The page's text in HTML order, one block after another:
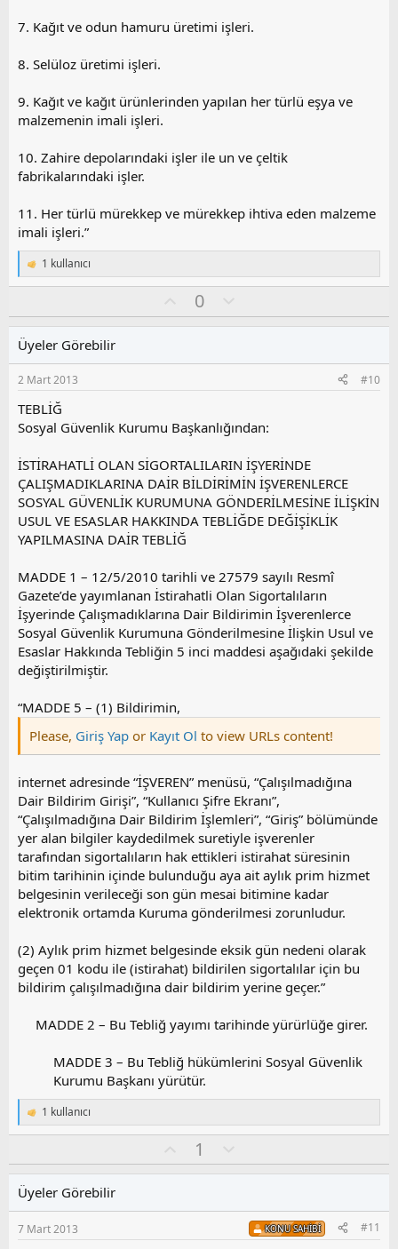
7. Kağıt ve odun hamuru üretimi işleri.
8. Selüloz üretimi işleri.
9. Kağıt ve kağıt ürünlerinden yapılan her türlü eşya ve
malzemenin imali işleri.
10. Zahire depolarındaki işler ile un ve çeltik
fabrikalarındaki işler.
11. Her türlü mürekkep ve mürekkep ihtiva eden malzeme
imali işleri.”
T
e
i
l
e
r
1 kullanıcı
y
0
l
s
u
o
l
a
Üyeler Görebilir
2 Mart 2013 #10
TEBLİĞ
Sosyal Güvenlik Kurumu Başkanlığından:
İSTİRAHATLİ OLAN SİGORTALILARIN İŞYERİNDE
ÇALIŞMADIKLARINA DAİR BİLDİRİMİN İŞVERENLERCE
SOSYAL GÜVENLİK KURUMUNA GÖNDERİLMESİNE İLİŞKİN
USUL VE ESASLAR HAKKINDA TEBLİĞDE DEĞİŞİKLİK
YAPILMASINA DAİR TEBLİĞ
MADDE 1 – 12/5/2010 tarihli ve 27579 sayılı Resmî
Gazete’de yayımlanan İstirahatli Olan Sigortalıların
İşyerinde Çalışmadıklarına Dair Bildirimin İşverenlerce
Sosyal Güvenlik Kurumuna Gönderilmesine İlişkin Usul ve
Esaslar Hakkında Tebliğin 5 inci maddesi aşağıdaki şekilde
değiştirilmiştir.
“MADDE 5 – (1) Bildirimin,
Please, Giriş Yap or Kayıt Ol to view URLs content!
internet adresinde “İŞVEREN” menüsü, “Çalışılmadığına
Dair Bildirim Girişi”, “Kullanıcı Şifre Ekranı”,
“Çalışılmadığına Dair Bildirim İşlemleri”, “Giriş” bölümünde
yer alan bilgiler kaydedilmek suretiyle işverenler
tarafından sigortalıların hak ettikleri istirahat süresinin
bitim tarihinin içinde bulunduğu aya ait aylık prim hizmet
belgesinin verileceği son gün mesai bitimine kadar
elektronik ortamda Kuruma gönderilmesi zorunludur.
(2) Aylık prim hizmet belgesinde eksik gün nedeni olarak
geçen 01 kodu ile (istirahat) bildirilen sigortalılar için bu
bildirim çalışılmadığına dair bildirim yerine geçer.”
MADDE 2 – Bu Tebliğ yayımı tarihinde yürürlüğe girer.
MADDE 3 – Bu Tebliğ hükümlerini Sosyal Güvenlik
Kurumu Başkanı yürütür.​
T
e
i
l
e
r
1 kullanıcı
y
1
l
s
u
Üyeler Görebilir
7 Mart 2013 KONU SAHIBI #11